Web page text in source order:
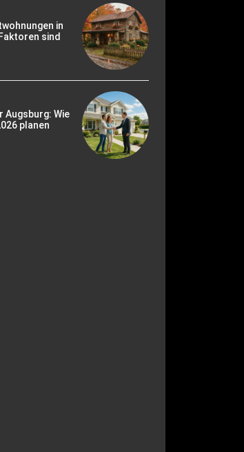
in
sind
Augsburg: Wie
planen